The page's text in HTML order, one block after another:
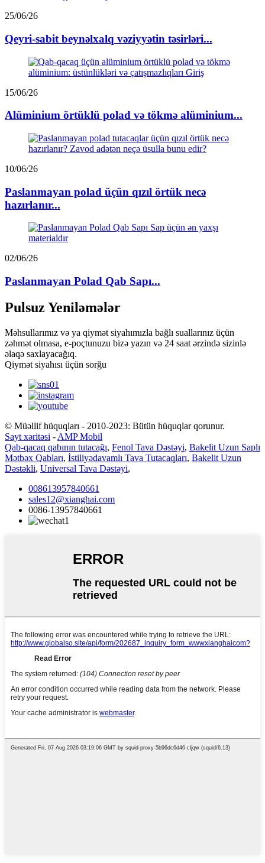
25/06/26
Qeyri-sabit beynəlxalq vəziyyətin təsirləri...
15/06/26
Alüminium örtüklü polad və tökmə alüminium...
10/06/26
Paslanmayan polad üçün qızıl örtük necə
hazırlanır...
02/06/26
Paslanmayan Polad Qab Sapı...
Pulsuz Yeniləmələr
Məhsullarımız və ya qiymət siyahımızla bağlı suallarınız üçün
zəhmət olmasa, e-poçtunuzu bizə yazın və 24 saat ərzində sizinlə
əlaqə saxlayacağıq.
Qiymət siyahısı üçün sorğu
© Müəllif hüquqları - 2010-2023: Bütün hüquqlar qorunur.
Sayt xəritəsi - AMP Mobil
Qab-qacaq qabının tutacağı, Fenol Tava Dəstəyi, Bakelit Uzun Saplı
Mətbəx Qabları, İstiliyədavamlı Tava Tutacaqları, Bakelit Uzun
Dəstəkli, Universal Tava Dəstəyi,
008613957840661
sales12@xianghai.com
0086-13957840661